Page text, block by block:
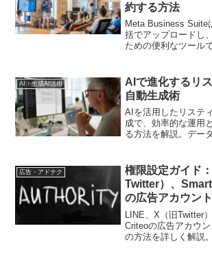
約する方法
Meta Business Suite
括でアップロードし
ための便利なツール
を詳しく解説します
AI・生成AI活用
AIで進化するリ
自動生成術
AIを活用したリステ
成で、効率的な運用
る方法を解説。デー
広告・アドテク
権限設定ガイド
Twitter）、
の広告アカウン
LINE、X（旧Twitter
Criteoの広告アカウ
の方法を詳しく解説